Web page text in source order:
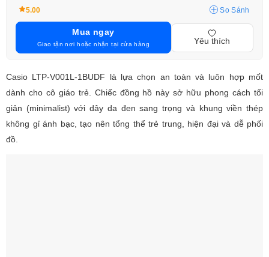
5.00 So Sánh
Mua ngay
Giao tận nơi hoặc nhận tại cửa hàng Yêu thích
Casio LTP-V001L-1BUDF là lựa chọn an toàn và luôn hợp mốt
dành cho cô giáo trẻ. Chiếc đồng hồ này sở hữu phong cách tối
giản (minimalist) với dây da đen sang trọng và khung viền thép
không gỉ ánh bạc, tạo nên tổng thể trẻ trung, hiện đại và dễ phối
đồ.